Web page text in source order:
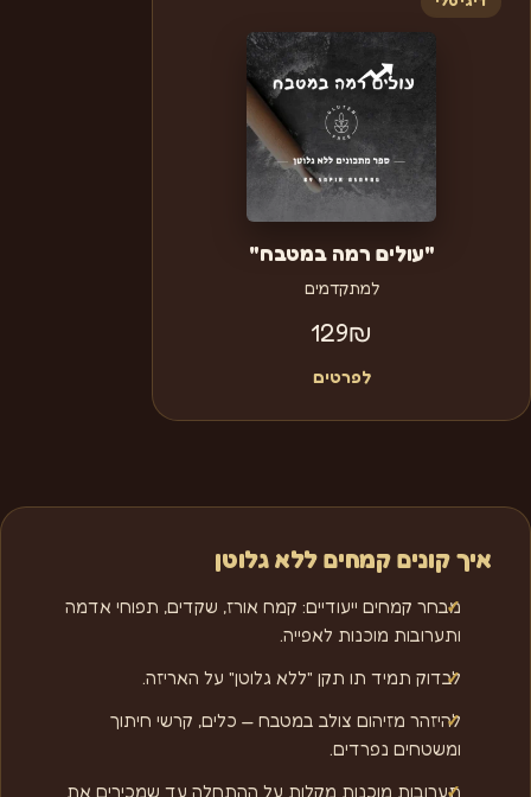
"עולים רמה במטבח"
למתקדמים
129₪
לפרטים
איך קונים קמחים ללא גלוטן
מבחר קמחים ייעודיים: קמח אורז, שקדים, תפוחי אדמה
ותערובות מוכנות לאפייה.
לבדוק תמיד תו תקן "ללא גלוטן" על האריזה.
להיזהר מזיהום צולב במטבח — כלים, קרשי חיתוך
ומשטחים נפרדים.
תערובות מוכנות מקלות על ההתחלה עד שמכירים את